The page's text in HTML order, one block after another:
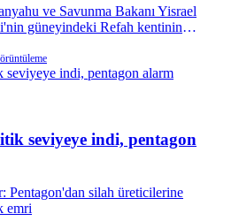
ve Savunma Bakanı Yisrael
güneyindeki Refah kentinin
Haberde, söz konusu
verildiği ancak kamuoyuna
seviyeye indi, pentagon
Pentagon'dan silah üreticilerine
emri